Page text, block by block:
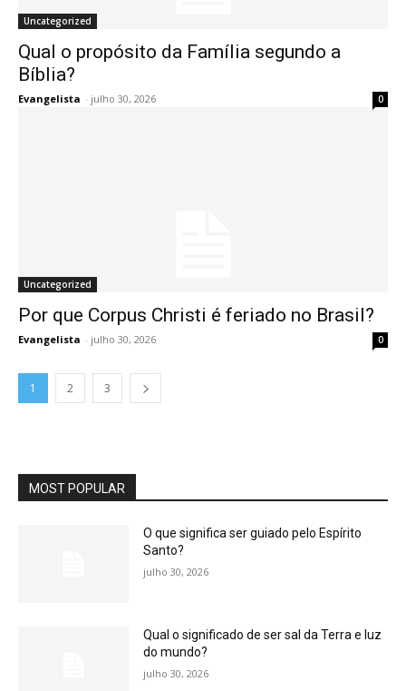
Uncategorized
Qual o propósito da Família segundo a
Bíblia?
Evangelista - julho 30, 2026 0
Uncategorized
Por que Corpus Christi é feriado no Brasil?
Evangelista - julho 30, 2026 0
1 2 3
MOST POPULAR
O que significa ser guiado pelo Espírito
Santo?
julho 30, 2026
Qual o significado de ser sal da Terra e luz
do mundo?
julho 30, 2026